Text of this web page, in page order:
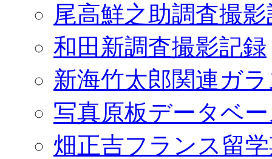
尾高鮮之助調査撮
和田新調査撮影記録
新海竹太郎関連ガ
写真原板データベ
畑正吉フランス留